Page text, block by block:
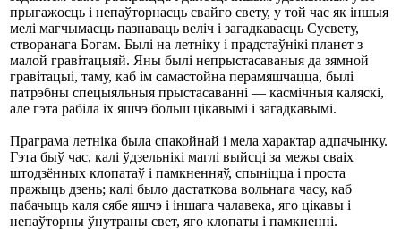
прыгажосць і непаўторнасць свайго свету, у той час як іншыя
мелі магчымасць пазнаваць веліч і загадкавасць Сусвету,
створанага Богам. Былі на летніку і прадстаўнікі планет з
малой гравітацыяй. Яны былі непрыстасаваныя да зямной
гравітацыі, таму, каб ім самастойна перамяшчацца, былі
патрэбны спецыяльныя прыстасаванні — касмічныя каляскі,
але гэта рабіла іх яшчэ больш цікавымі і загадкавымі.
Праграма летніка была спакойнай і мела характар адпачынку.
Гэта быў час, калі ўдзельнікі маглі выйсці за межы сваіх
штодзённых клопатаў і памкненняў, спыніцца і проста
пражыць дзень; калі было дастаткова вольнага часу, каб
пабачыць каля сябе яшчэ і іншага чалавека, яго цікавы і
непаўторны ўнутраны свет, яго клопаты і памкненні.